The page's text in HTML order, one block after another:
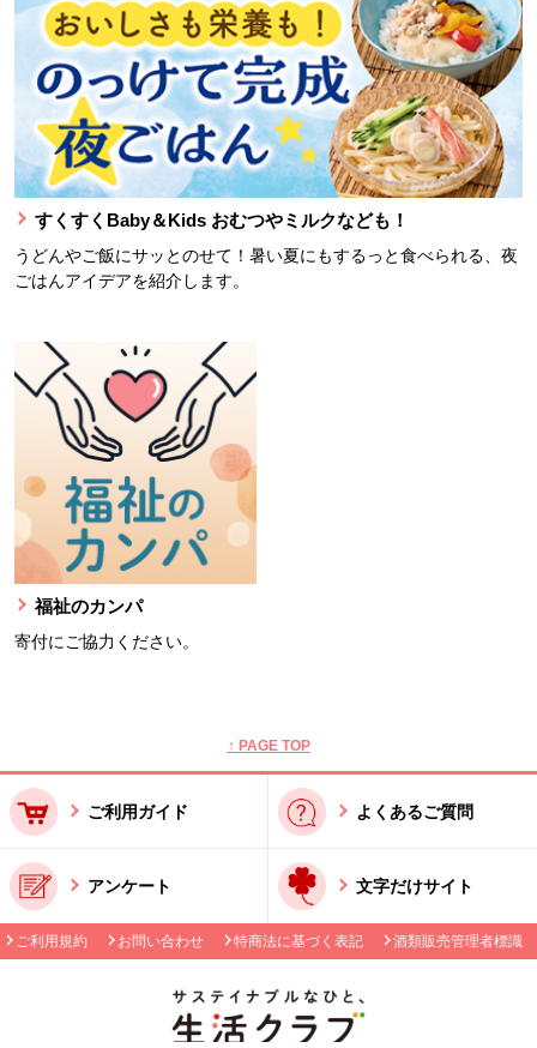
すくすくBaby＆Kids おむつやミルクなども！
うどんやご飯にサッとのせて！暑い夏にもするっと食べられる、夜
ごはんアイデアを紹介します。
福祉のカンパ
寄付にご協力ください。
↑ PAGE TOP
ご利用ガイド よくあるご質問
アンケート 文字だけサイト
ご利用規約 お問い合わせ 特商法に基づく表記 酒類販売管理者標識